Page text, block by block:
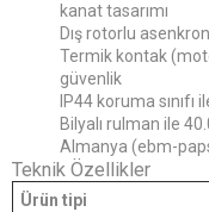
kanat tasarımı
Dış rotorlu
Termik kontak
güvenlik
IP44 koruma sınıfı
Bilyalı rulman ile
Almanya (ebm-
Teknik Özellikler
Ürün tipi